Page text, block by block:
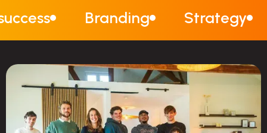
Branding Strategy